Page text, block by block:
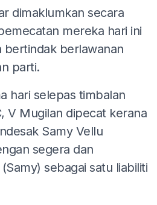
dimaklumkan secara
mereka hari ini
bertindak berlawanan
parti.
hari selepas timbalan
V Mugilan dipecat kerana
Samy Vellu
segera dan
sebagai satu liabiliti